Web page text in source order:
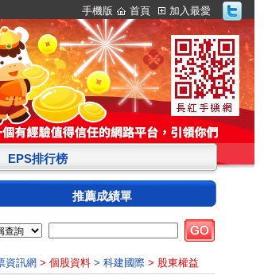
手機版 首頁 加入最愛
EPS排行榜
推薦成績單
資訊網 > 個股資料 > 科建國際 > 股東權益